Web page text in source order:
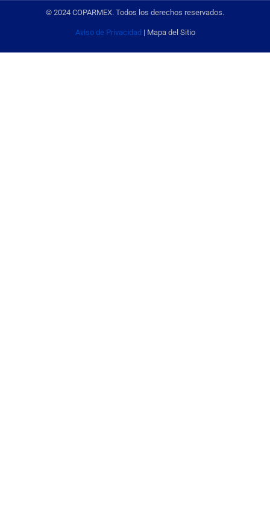
© 2024 COPARMEX. Todos los derechos reservados.
Aviso de Privacidad | Mapa del Sitio